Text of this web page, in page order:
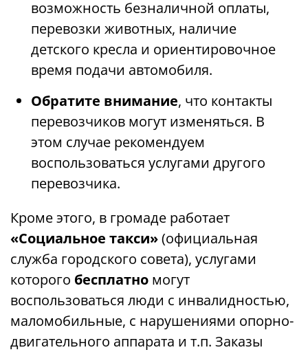
возможность безналичной оплаты,
перевозки животных, наличие
детского кресла и ориентировочное
время подачи автомобиля.
Обратите внимание, что контакты
перевозчиков могут изменяться. В
этом случае рекомендуем
воспользоваться услугами другого
перевозчика.
Кроме этого, в громаде работает
«Социальное такси»(официальная
служба городского совета), услугами
которого бесплатно могут
воспользоваться люди с инвалидностью,
маломобильные, с нарушениями опорно-
двигательного аппарата и т.п. Заказы